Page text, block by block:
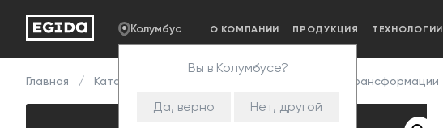
Колумбус
Вы в Колумбусе?
Да, верно Нет, другой
О КОМПАНИИ ПРОДУКЦИЯ ТЕХНОЛОГИИ
Главная Каталог Механизмы трансформации